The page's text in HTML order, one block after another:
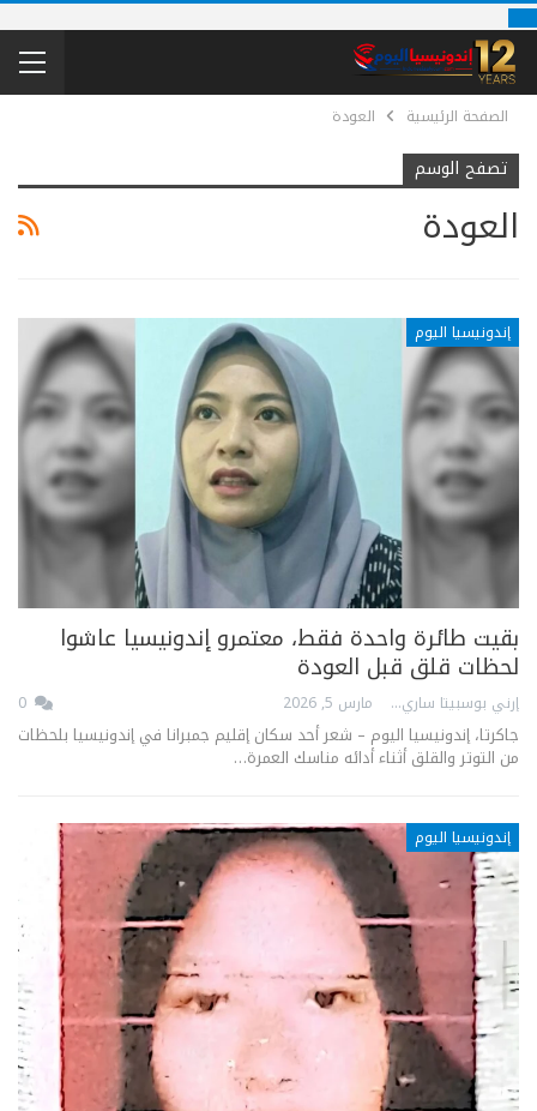
الصفحة الرئيسية العودة
تصفح الوسم
العودة
إندونيسيا اليوم
بقيت طائرة واحدة فقط، معتمرو إندونيسيا عاشوا
لحظات قلق قبل العودة
إرني بوسبيتا ساري مارس 5, 2026
جاكرتا، إندونيسيا اليوم – شعر أحد سكان إقليم جمبرانا في إندونيسيا بلحظات
من التوتر والقلق أثناء أدائه مناسك العمرة…
إندونيسيا اليوم